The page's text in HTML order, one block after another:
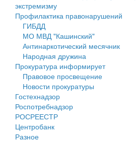
Деятельность МУ
Нормативы градостроительного
Правила землепользования и
Генеральные планы
Проекты планировки территории
Собрание депутатов
Городское поселение
экстремизму
Профилактика правонарушений
ГИБДД
МО МВД "Кашинский"
Антинаркотический месячник
Народная дружина
Прокуратура информирует
Правовое просвещение
Новости прокуратуры
Гостехнадзор
Роспотребнадзор
РОСРЕЕСТР
Центробанк
Разное